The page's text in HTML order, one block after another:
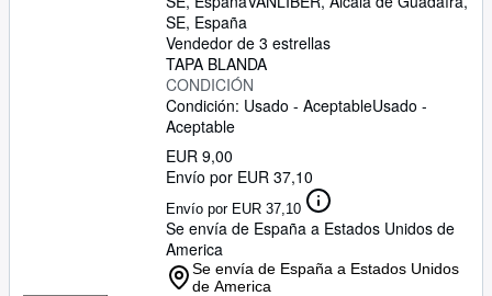
SE, España
Vendedor de 3 estrellas
TAPA BLANDA
CONDICIÓN
Condición: Usado - AceptableUsado -
Aceptable
EUR 9,00
Envío por EUR 37,10
Envío por EUR 37,10
Se envía de España a Estados Unidos de
America
Se envía de España a Estados Unidos
de America